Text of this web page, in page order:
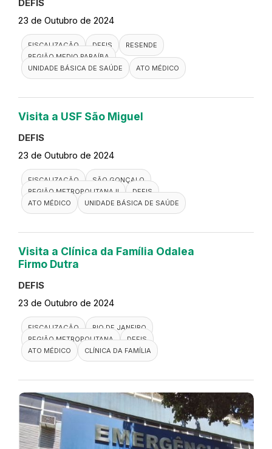
FISCALIZAÇÃO
SÃO GONÇALO
REGIÃO METROPOLITANA II
ATO MÉDICO
UNIDADE BÁSICA DE SAÚDE
Visita a PSF Cabral Alambari
DEFIS
23 de Outubro de 2024
FISCALIZAÇÃO DEFIS
REGIÃO MEDIO PARAÍBA
UNIDADE BÁSICA DE SAÚDE
ATO MÉDICO
Visita a USF São Miguel
DEFIS
23 de Outubro de 2024
REGIÃO METROPOLITANA II
ATO MÉDICO
UNIDADE BÁSICA DE SAÚDE
Firmo Dutra
DEFIS
23 de Outubro de 2024
FISCALIZAÇÃO
RIO DE JANEIRO